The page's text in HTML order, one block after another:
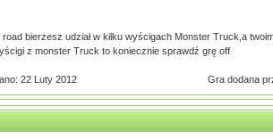
bierzesz udział w kilku wyścigach Monster Truck,a
z monster Truck to koniecznie sprawdź grę off
22 Luty 2012 Gra dodana